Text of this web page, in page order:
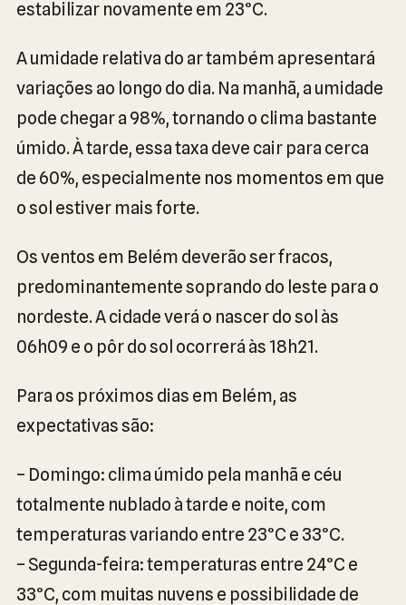
estabilizar novamente em 23°C.
A umidade relativa do ar também apresentará
variações ao longo do dia. Na manhã, a umidade
pode chegar a 98%, tornando o clima bastante
úmido. À tarde, essa taxa deve cair para cerca
de 60%, especialmente nos momentos em que
o sol estiver mais forte.
Os ventos em Belém deverão ser fracos,
predominantemente soprando do leste para o
nordeste. A cidade verá o nascer do sol às
06h09 e o pôr do sol ocorrerá às 18h21.
Para os próximos dias em Belém, as
expectativas são:
– Domingo: clima úmido pela manhã e céu
totalmente nublado à tarde e noite, com
temperaturas variando entre 23°C e 33°C.
– Segunda-feira: temperaturas entre 24°C e
33°C, com muitas nuvens e possibilidade de